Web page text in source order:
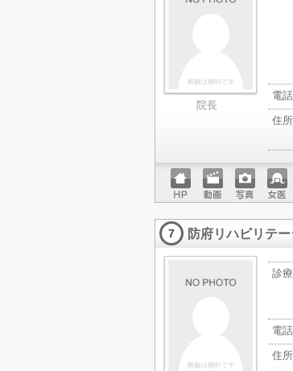
院長
電
住所
ホーム
ページ
動画 写真 女医
7 防府リハビリテ
診
電
住所